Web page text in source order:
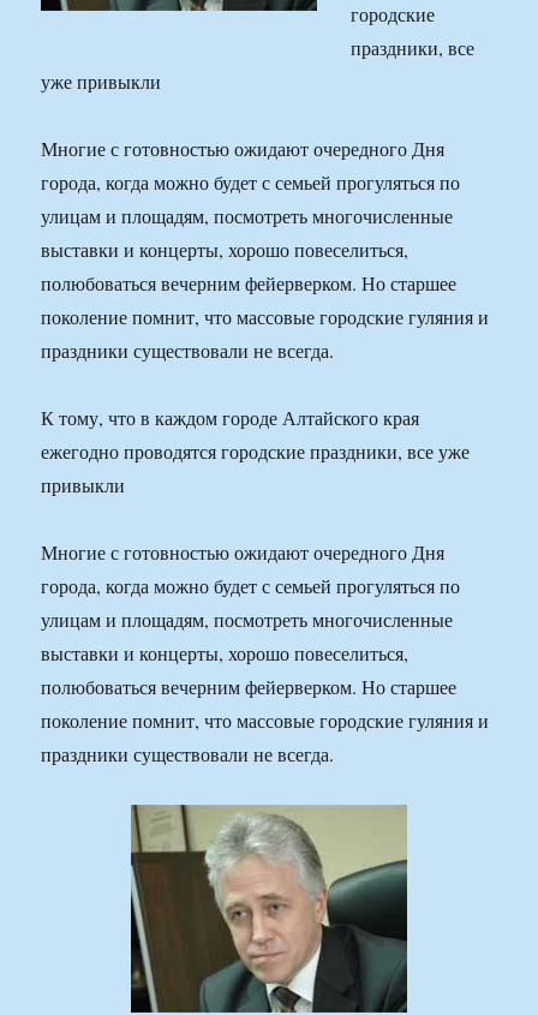
городские
праздники, все
уже привыкли
Многие с готовностью ожидают очередного Дня
города, когда можно будет с семьей прогуляться по
улицам и площадям, посмотреть многочисленные
выставки и концерты, хорошо повеселиться,
полюбоваться вечерним фейерверком. Но старшее
поколение помнит, что массовые городские гуляния и
праздники существовали не всегда.
К тому, что в каждом городе Алтайского края
ежегодно проводятся городские праздники, все уже
привыкли
Многие с готовностью ожидают очередного Дня
города, когда можно будет с семьей прогуляться по
улицам и площадям, посмотреть многочисленные
выставки и концерты, хорошо повеселиться,
полюбоваться вечерним фейерверком. Но старшее
поколение помнит, что массовые городские гуляния и
праздники существовали не всегда.